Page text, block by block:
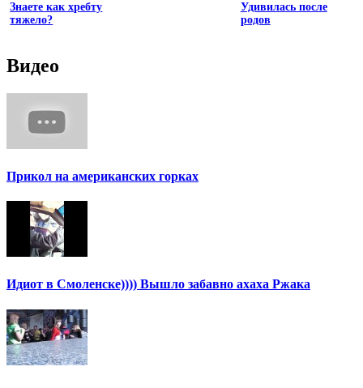
Знаете как хребту
тяжело?
Удивилась после
родов
Видео
Прикол на американских горках
Идиот в Смоленске)))) Вышло забавно ахаха Ржака